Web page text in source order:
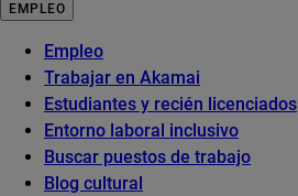
EMPLEO
Empleo
Trabajar en Akamai
Estudiantes y recién licenciados
Entorno laboral inclusivo
Buscar puestos de trabajo
Blog cultural